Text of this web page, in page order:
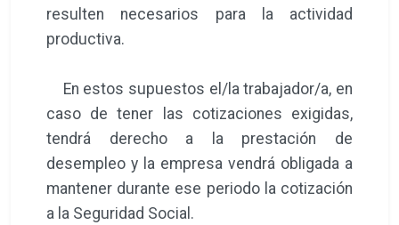
resulten necesarios para la actividad
productiva.
En estos supuestos el/la trabajador/a, en
caso de tener las cotizaciones exigidas,
tendrá derecho a la prestación de
desempleo y la empresa vendrá obligada a
mantener durante ese periodo la cotización
a la Seguridad Social.